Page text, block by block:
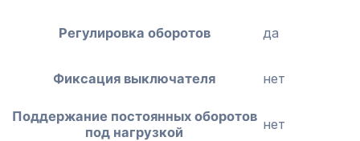
Регулировка оборотов да
Фиксация выключателя нет
Поддержание постоянных оборотов
под нагрузкой
нет